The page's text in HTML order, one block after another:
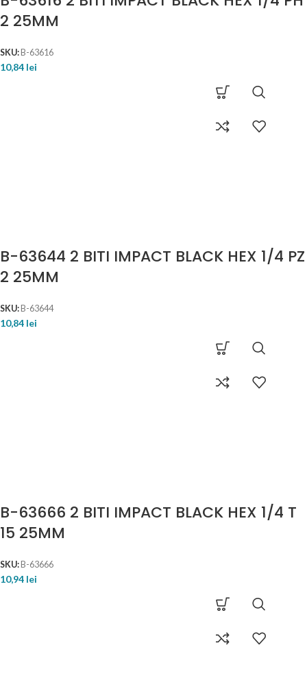
2 25MM
SKU: B-63616
10,84 lei
B-63644 2 BITI IMPACT BLACK HEX 1/4 PZ
2 25MM
SKU: B-63644
10,84 lei
B-63666 2 BITI IMPACT BLACK HEX 1/4 T
15 25MM
SKU: B-63666
10,94 lei